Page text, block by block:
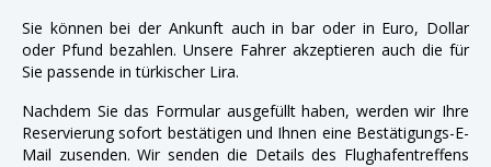
Sie können bei der Ankunft auch in bar oder in Euro, Dollar
oder Pfund bezahlen. Unsere Fahrer akzeptieren auch die für
Sie passende in türkischer Lira.
Nachdem Sie das Formular ausgefüllt haben, werden wir Ihre
Reservierung sofort bestätigen und Ihnen eine Bestätigungs-E-
Mail zusenden. Wir senden die Details des Flughafentreffens